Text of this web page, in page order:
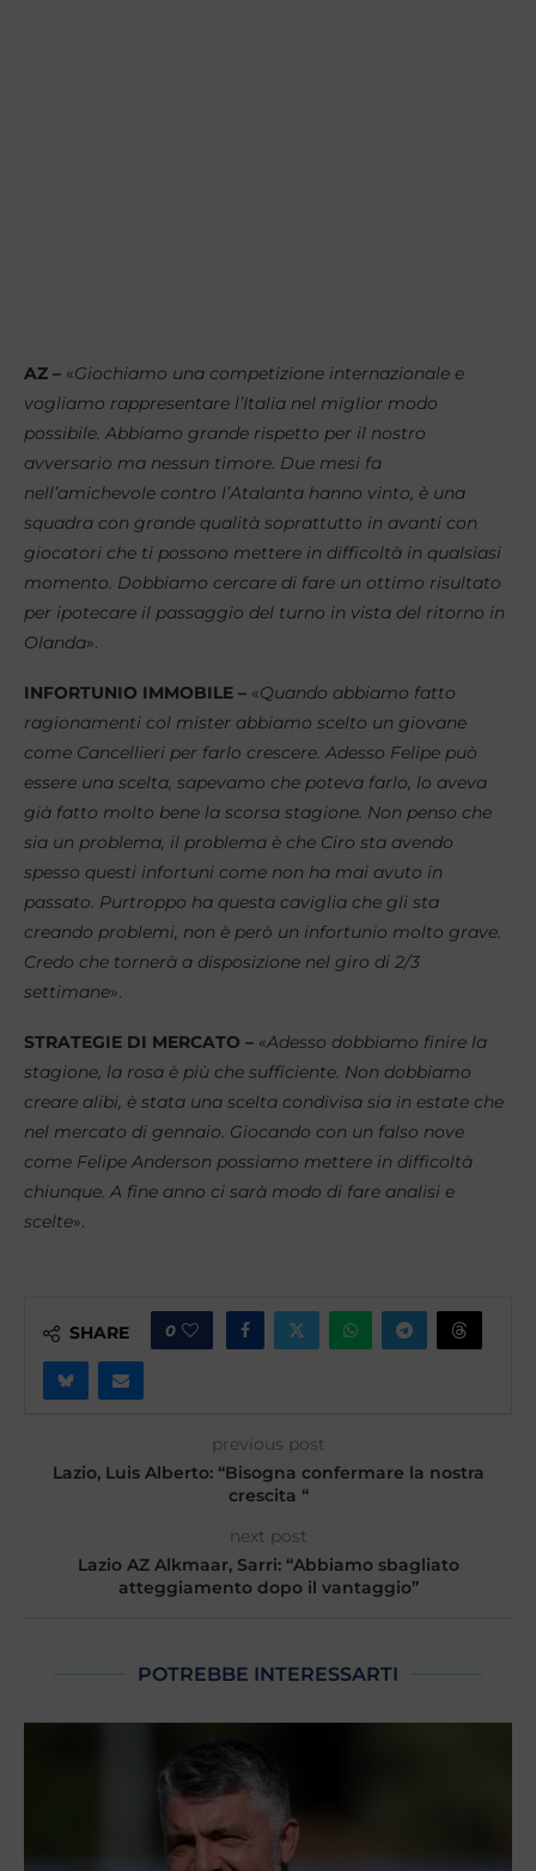
AZ – «Giochiamo una competizione internazionale e
vogliamo rappresentare l’Italia nel miglior modo
possibile. Abbiamo grande rispetto per il nostro
avversario ma nessun timore. Due mesi fa
nell’amichevole contro l’Atalanta hanno vinto, è una
squadra con grande qualità soprattutto in avanti con
giocatori che ti possono mettere in difficoltà in qualsiasi
momento. Dobbiamo cercare di fare un ottimo risultato
per ipotecare il passaggio del turno in vista del ritorno in
Olanda».
INFORTUNIO IMMOBILE – «Quando abbiamo fatto
ragionamenti col mister abbiamo scelto un giovane
come Cancellieri per farlo crescere. Adesso Felipe può
essere una scelta, sapevamo che poteva farlo, lo aveva
già fatto molto bene la scorsa stagione. Non penso che
sia un problema, il problema è che Ciro sta avendo
spesso questi infortuni come non ha mai avuto in
passato. Purtroppo ha questa caviglia che gli sta
creando problemi, non è però un infortunio molto grave.
Credo che tornerà a disposizione nel giro di 2/3
settimane».
STRATEGIE DI MERCATO – «Adesso dobbiamo finire la
stagione, la rosa è più che sufficiente. Non dobbiamo
creare alibi, è stata una scelta condivisa sia in estate che
nel mercato di gennaio. Giocando con un falso nove
come Felipe Anderson possiamo mettere in difficoltà
chiunque. A fine anno ci sarà modo di fare analisi e
scelte».
SHARE 0
previous post
Lazio, Luis Alberto: “Bisogna confermare la nostra
crescita “
next post
Lazio AZ Alkmaar, Sarri: “Abbiamo sbagliato
atteggiamento dopo il vantaggio”
POTREBBE INTERESSARTI